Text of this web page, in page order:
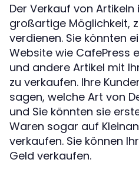
Der Verkauf von
großartige Möglichkeit,
verdienen. Sie könnten
Website wie CafePress
und andere Artikel mit
zu verkaufen. Ihre
sagen, welche Art von
und Sie könnten sie
Waren sogar auf
verkaufen. Sie können
Geld verkaufen.